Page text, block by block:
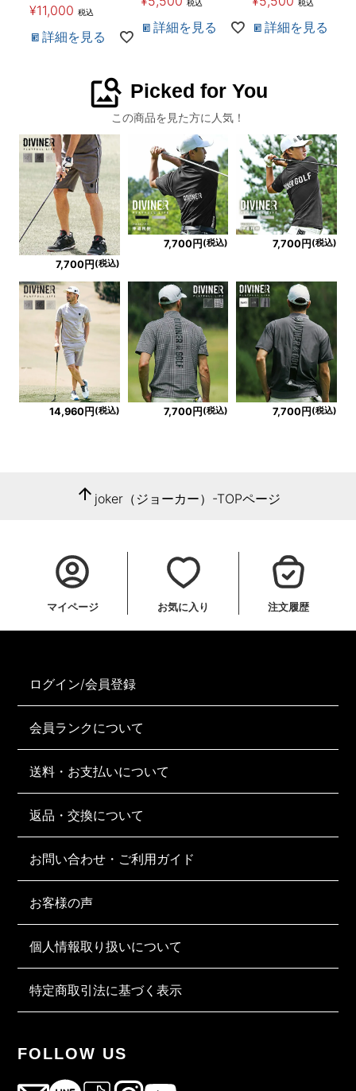
¥11,000 税込
詳細を見る
税込
詳細を見る
税込
詳細を見る
image_search Picked for You
この商品を見た方に人気！
7,700円 (税込)
7,700円 (税込) 7,700円 (税込)
14,960円 (税込) 7,700円 (税込) 7,700円 (税込)
arrow_upward joker（ジョーカー）-TOPページ
マイページ お気に入り 注文履歴
ログイン/会員登録
会員ランクについて
送料・お支払いについて
返品・交換について
お問い合わせ・ご利用ガイド
お客様の声
個人情報取り扱いについて
特定商取引法に基づく表示
FOLLOW US